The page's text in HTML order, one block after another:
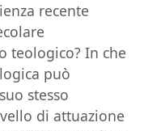
recente
teologico? In che
può
stesso
di attuazione